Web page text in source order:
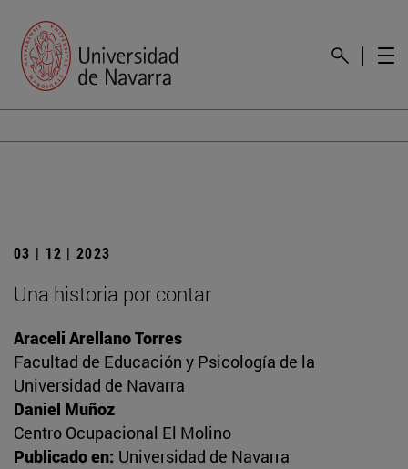
03 | 12 | 2023
Una historia por contar
Araceli Arellano Torres
Facultad de Educación y Psicología de la
Universidad de Navarra
Daniel Muñoz
Centro Ocupacional El Molino
Publicado en: Universidad de Navarra